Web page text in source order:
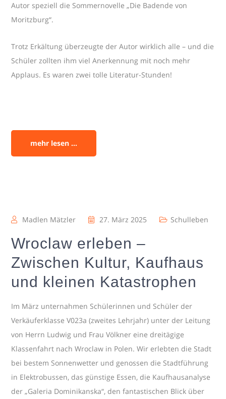
Autor speziell die Sommernovelle „Die Badende von
Moritzburg“.
Trotz Erkältung überzeugte der Autor wirklich alle – und die
Schüler zollten ihm viel Anerkennung mit noch mehr
Applaus. Es waren zwei tolle Literatur-Stunden!
mehr lesen ...
Madlen Mätzler 27. März 2025 Schulleben
Wroclaw erleben –
Zwischen Kultur, Kaufhaus
und kleinen Katastrophen
Im März unternahmen Schülerinnen und Schüler der
Verkäuferklasse V023a (zweites Lehrjahr) unter der Leitung
von Herrn Ludwig und Frau Völkner eine dreitägige
Klassenfahrt nach Wroclaw in Polen. Wir erlebten die Stadt
bei bestem Sonnenwetter und genossen die Stadtführung
in Elektrobussen, das günstige Essen, die Kaufhausanalyse
der „Galeria Dominikanska“, den fantastischen Blick über